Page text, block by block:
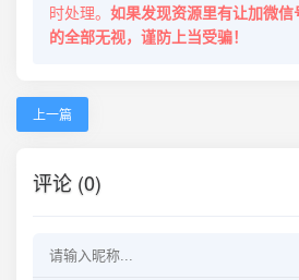
时处理。 如果发现资源里有让加微
的全部无视，谨防上当受骗！
上一篇
评论 (0)